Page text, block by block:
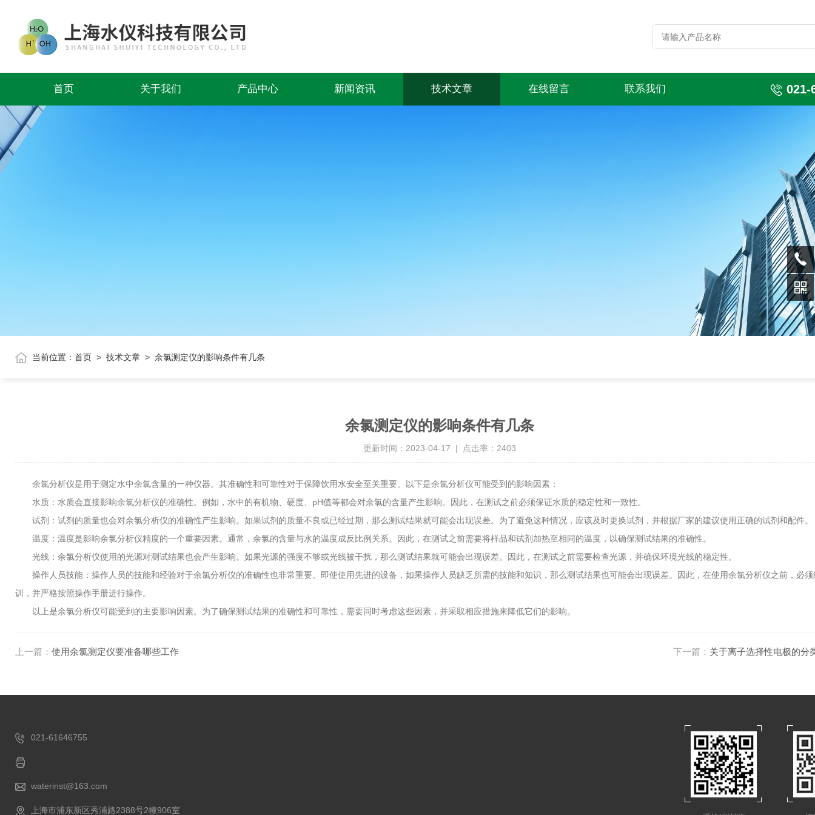
首页 关于我们 产品中心 新闻资讯 技术文章 在线留言 联系我们 021-
当前位置： 首页 > 技术文章 > 余氯测定仪的影响条件有几条
余氯测定仪的影响条件有几条
更新时间：2023-04-17 | 点击率：2403
余氯分析仪是用于测定水中余氯含量的一种仪器。其准确性和可靠性对于保障饮用水安全至关重要。以下是余氯分析仪可能受到的影响因素：
水质：水质会直接影响余氯分析仪的准确性。例如，水中的有机物、硬度、pH值等都会对余氯的含量产生影响。因此，在测试之前必须保证水质的稳定性和一致性。
试剂：试剂的质量也会对余氯分析仪的准确性产生影响。如果试剂的质量不良或已经过期，那么测试结果就可能会出现误差。为了避免这种情况，应该及时更换试剂，并根据厂家的建议使用正确的试剂和配件。
温度：温度是影响余氯分析仪精度的一个重要因素。通常，余氯的含量与水的温度成反比例关系。因此，在测试之前需要将样品和试剂加热至相同的温度，以确保测试结果的准确性。
光线：余氯分析仪使用的光源对测试结果也会产生影响。如果光源的强度不够或光线被干扰，那么测试结果就可能会出现误差。因此，在测试之前需要检查光源，并确保环境光线的稳定性。
操作人员技能：操作人员的技能和经验对于余氯分析仪的准确性也非常重要。即使使用先进的设备，如果操作人员缺乏所需的技能和知识，那么测试结果也可能会出现误差。因此，在使用余氯分析仪之前，必须
训，并严格按照操作手册进行操作。
以上是余氯分析仪可能受到的主要影响因素。为了确保测试结果的准确性和可靠性，需要同时考虑这些因素，并采取相应措施来降低它们的影响。
上一篇： 使用余氯测定仪要准备哪些工作 下一篇： 关于离子选择性电极的分
021-61646755
waterinst@163.com
上海市浦东新区秀浦路2388号2幢906室